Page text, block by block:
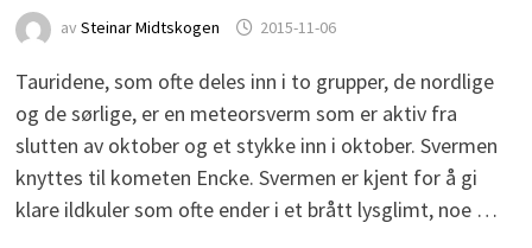
av Steinar Midtskogen 2015-11-06
Tauridene, som ofte deles inn i to grupper, de nordlige
og de sørlige, er en meteorsverm som er aktiv fra
slutten av oktober og et stykke inn i oktober. Svermen
knyttes til kometen Encke. Svermen er kjent for å gi
klare ildkuler som ofte ender i et brått lysglimt, noe …